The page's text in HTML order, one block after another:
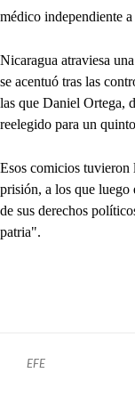
médico independiente
Nicaragua atraviesa
se acentuó tras las
las que Daniel Ortega,
reelegido para un
Esos comicios tuvieron
prisión, a los que
de sus derechos
patria".
EFE